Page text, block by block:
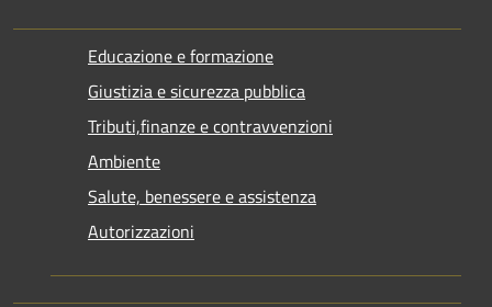
Educazione e formazione
Giustizia e sicurezza pubblica
Tributi,finanze e contravvenzioni
Ambiente
Salute, benessere e assistenza
Autorizzazioni